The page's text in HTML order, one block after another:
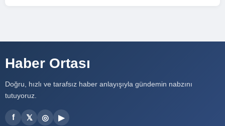
Haber Ortası
Doğru, hızlı ve tarafsız haber anlayışıyla gündemin nabzını
tutuyoruz.
f 𝕏 ◎ ▶